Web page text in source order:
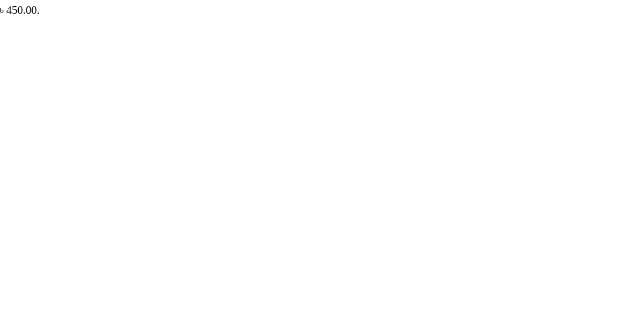
450.00.